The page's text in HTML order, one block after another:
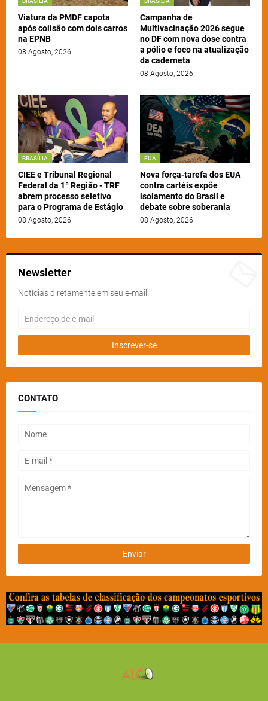
Viatura da PMDF capota
após colisão com dois carros
na EPNB
08 Agosto, 2026
Campanha de
Multivacinação 2026 segue
no DF com nova dose contra
a pólio e foco na atualização
da caderneta
08 Agosto, 2026
BRASÍLIA
CIEE e Tribunal Regional
Federal da 1ª Região - TRF
abrem processo seletivo
para o Programa de Estágio
08 Agosto, 2026
EUA
Nova força-tarefa dos EUA
contra cartéis expõe
isolamento do Brasil e
debate sobre soberania
08 Agosto, 2026
Newsletter
Notícias diretamente em seu e-mail.
CONTATO